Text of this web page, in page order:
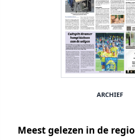
ARCHIEF
Meest gelezen in de regio